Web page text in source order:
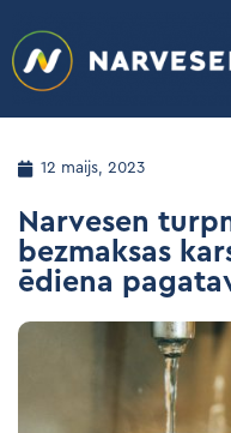
12 maijs, 2023
Narvesen
bezmaksas
ēdiena